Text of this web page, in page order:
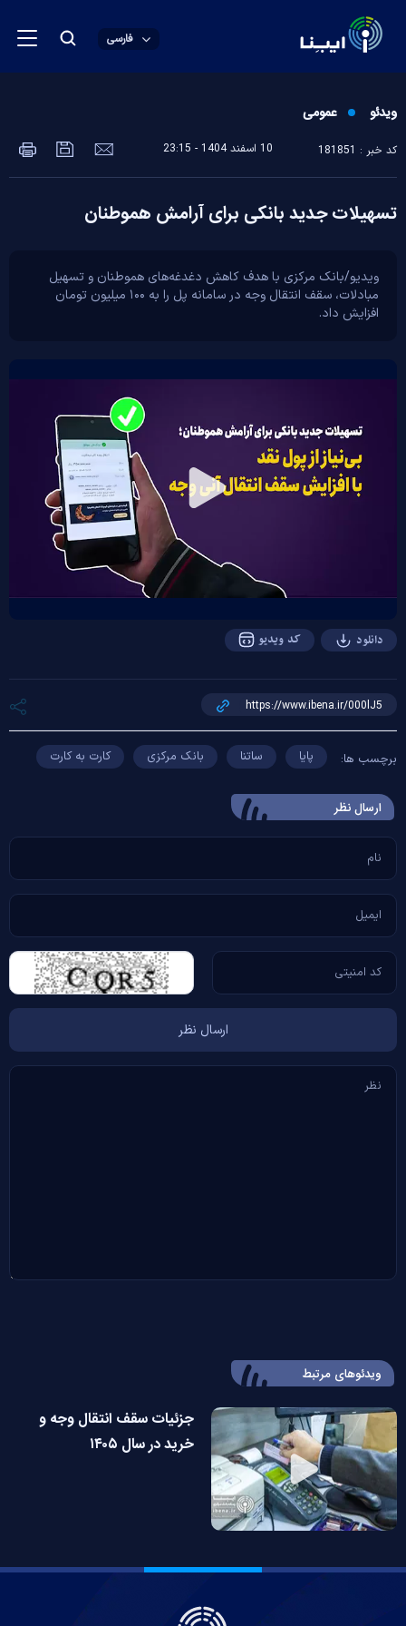
فارسی
ویدئو عمومی
کد خبر : 181851 10 اسفند 1404 - 23:15
تسهیلات جدید بانکی برای آرامش هموطنان
ویدیو/بانک مرکزی با هدف کاهش دغدغه‌های هموطنان و تسهیل
مبادلات، سقف انتقال وجه در سامانه پل را به ۱۰۰ میلیون تومان
افزایش داد.
Play
Video
دانلود کد ویدیو
برچسب ها: پایا ساتنا بانک مرکزی کارت به کارت
ارسال‌ نظر
ویدئوهای مرتبط
جزئیات سقف انتقال وجه و
خرید در سال ۱۴۰۵